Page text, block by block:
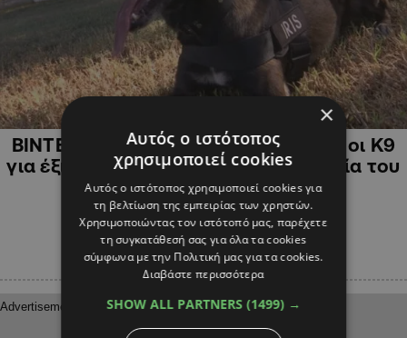
ΒΙΝΤΕΟ: Ποιο ρόλο θα έχει η Ίρις και οι Κ9
για έξι μήνες στην Κυπριακή Προεδρία του
ΣτΕ
×
Αυτός ο ιστότοπος
χρησιμοποιεί cookies
Αυτός ο ιστότοπος χρησιμοποιεί cookies για
τη βελτίωση της εμπειρίας των χρηστών.
Χρησιμοποιώντας τον ιστότοπό μας, παρέχετε
τη συγκατάθεσή σας για όλα τα cookies
σύμφωνα με την Πολιτική μας για τα cookies.
Διαβάστε περισσότερα
SHOW ALL PARTNERS (1499) →